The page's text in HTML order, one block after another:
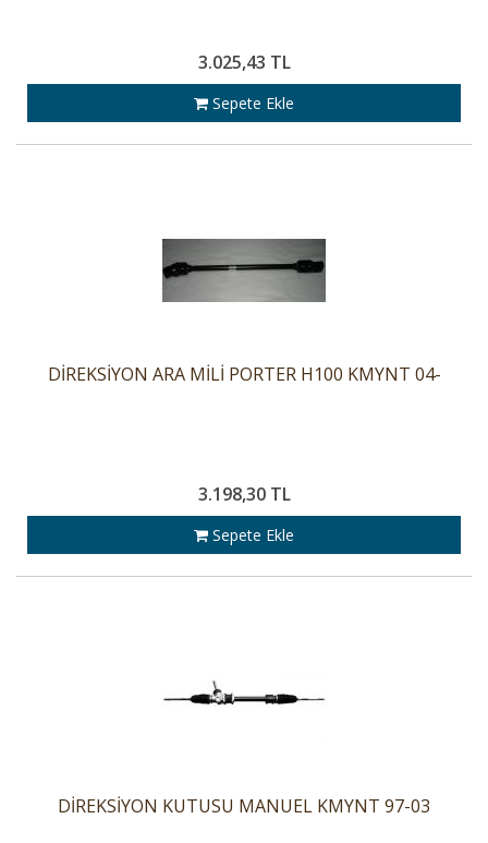
3.025,43 TL
Sepete Ekle
DİREKSİYON ARA MİLİ PORTER H100 KMYNT 04-
3.198,30 TL
Sepete Ekle
DİREKSİYON KUTUSU MANUEL KMYNT 97-03